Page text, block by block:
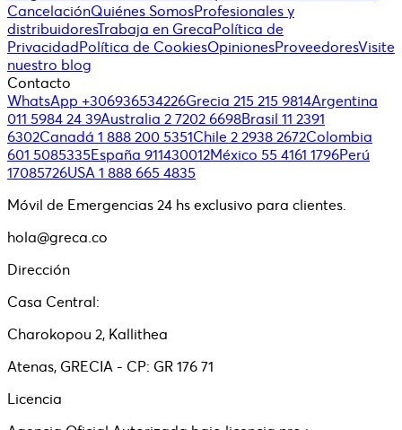
CancelaciónQuiénes SomosProfesionales y
distribuidoresTrabaja en GrecaPolítica de
PrivacidadPolítica de CookiesOpinionesProveedoresVisite
nuestro blog
Contacto
WhatsApp +306936534226Grecia 215 215 9814Argentina
011 5984 24 39Australia 2 7202 6698Brasil 11 2391
6302Canadá 1 888 200 5351Chile 2 2938 2672Colombia
601 5085335España 911430012México 55 4161 1796Perú
17085726USA 1 888 665 4835
Móvil de Emergencias 24 hs exclusivo para clientes.
hola@greca.co
Dirección
Casa Central:
Charokopou 2, Kallithea
Atenas, GRECIA - CP: GR 176 71
Licencia